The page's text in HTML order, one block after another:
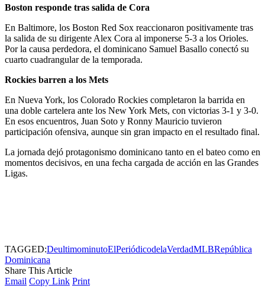
Boston responde tras salida de Cora
En Baltimore, los Boston Red Sox reaccionaron positivamente tras
la salida de su dirigente Alex Cora al imponerse 5-3 a los Orioles.
Por la causa perdedora, el dominicano Samuel Basallo conectó su
cuarto cuadrangular de la temporada.
Rockies barren a los Mets
En Nueva York, los Colorado Rockies completaron la barrida en
una doble cartelera ante los New York Mets, con victorias 3-1 y 3-0.
En esos encuentros, Juan Soto y Ronny Mauricio tuvieron
participación ofensiva, aunque sin gran impacto en el resultado final.
La jornada dejó protagonismo dominicano tanto en el bateo como en
momentos decisivos, en una fecha cargada de acción en las Grandes
Ligas.
TAGGED:DeultimominutoElPeriódicodelaVerdadMLBRepública
Dominicana
Share This Article
Email Copy Link Print